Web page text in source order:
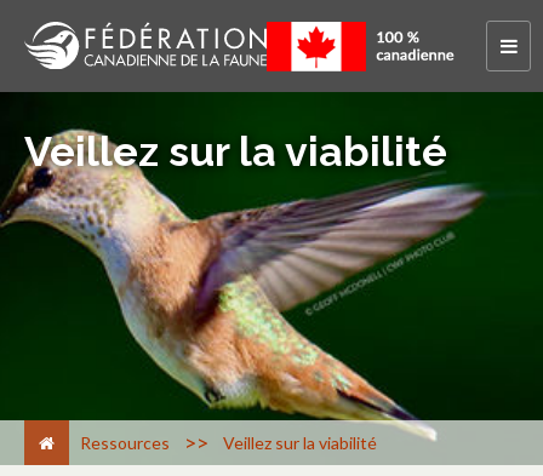
Veillez sur la viabilité
Ressources > Veillez sur la viabilité